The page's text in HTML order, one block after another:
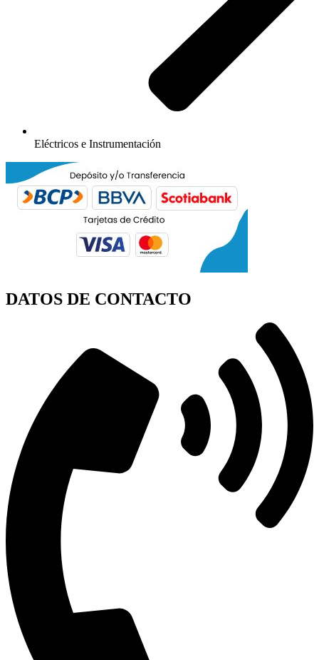
Eléctricos e Instrumentación
DATOS DE CONTACTO